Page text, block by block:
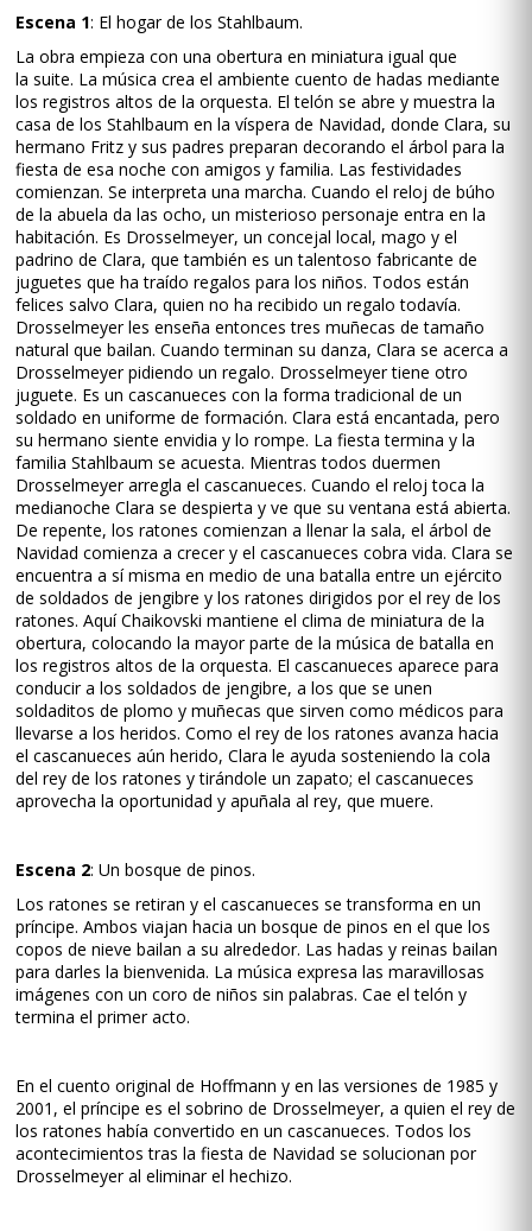
Escena 1: El hogar de los Stahlbaum.
La obra empieza con una obertura en miniatura igual que
la suite. La música crea el ambiente cuento de hadas mediante
los registros altos de la orquesta. El telón se abre y muestra la
casa de los Stahlbaum en la víspera de Navidad, donde Clara, su
hermano Fritz y sus padres preparan decorando el árbol para la
fiesta de esa noche con amigos y familia. Las festividades
comienzan. Se interpreta una marcha. Cuando el reloj de búho
de la abuela da las ocho, un misterioso personaje entra en la
habitación. Es Drosselmeyer, un concejal local, mago y el
padrino de Clara, que también es un talentoso fabricante de
juguetes que ha traído regalos para los niños. Todos están
felices salvo Clara, quien no ha recibido un regalo todavía.
Drosselmeyer les enseña entonces tres muñecas de tamaño
natural que bailan. Cuando terminan su danza, Clara se acerca a
Drosselmeyer pidiendo un regalo. Drosselmeyer tiene otro
juguete. Es un cascanueces con la forma tradicional de un
soldado en uniforme de formación. Clara está encantada, pero
su hermano siente envidia y lo rompe. La fiesta termina y la
familia Stahlbaum se acuesta. Mientras todos duermen
Drosselmeyer arregla el cascanueces. Cuando el reloj toca la
medianoche Clara se despierta y ve que su ventana está abierta.
De repente, los ratones comienzan a llenar la sala, el árbol de
Navidad comienza a crecer y el cascanueces cobra vida. Clara se
encuentra a sí misma en medio de una batalla entre un ejército
de soldados de jengibre y los ratones dirigidos por el rey de los
ratones. Aquí Chaikovski mantiene el clima de miniatura de la
obertura, colocando la mayor parte de la música de batalla en
los registros altos de la orquesta. El cascanueces aparece para
conducir a los soldados de jengibre, a los que se unen
soldaditos de plomo y muñecas que sirven como médicos para
llevarse a los heridos. Como el rey de los ratones avanza hacia
el cascanueces aún herido, Clara le ayuda sosteniendo la cola
del rey de los ratones y tirándole un zapato; el cascanueces
aprovecha la oportunidad y apuñala al rey, que muere.
Escena 2: Un bosque de pinos.
Los ratones se retiran y el cascanueces se transforma en un
príncipe. Ambos viajan hacia un bosque de pinos en el que los
copos de nieve bailan a su alrededor. Las hadas y reinas bailan
para darles la bienvenida. La música expresa las maravillosas
imágenes con un coro de niños sin palabras. Cae el telón y
termina el primer acto.
En el cuento original de Hoffmann y en las versiones de 1985 y
2001, el príncipe es el sobrino de Drosselmeyer, a quien el rey de
los ratones había convertido en un cascanueces. Todos los
acontecimientos tras la fiesta de Navidad se solucionan por
Drosselmeyer al eliminar el hechizo.